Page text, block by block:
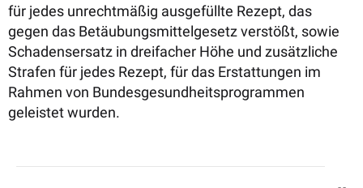
für jedes unrechtmäßig ausgefüllte Rezept, das
gegen das Betäubungsmittelgesetz verstößt, sowie
Schadensersatz in dreifacher Höhe und zusätzliche
Strafen für jedes Rezept, für das Erstattungen im
Rahmen von Bundesgesundheitsprogrammen
geleistet wurden.